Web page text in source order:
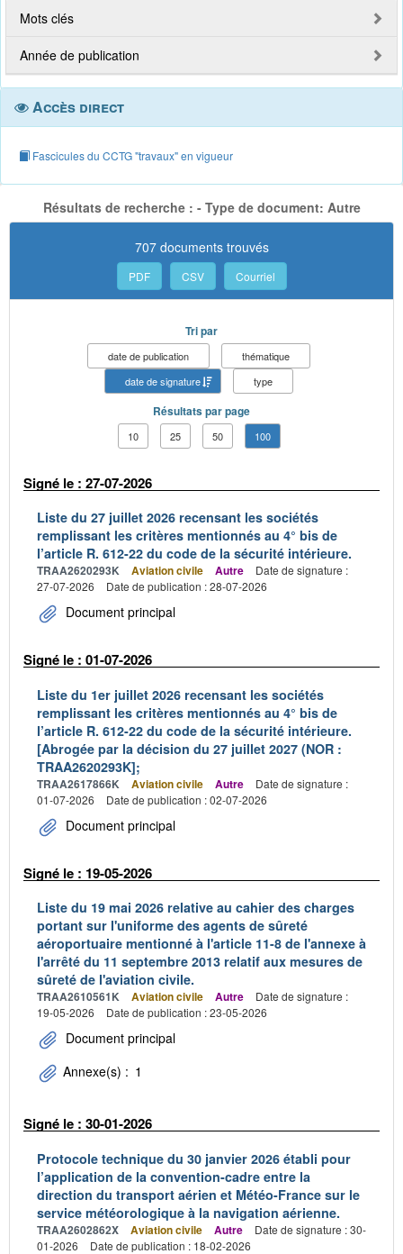
Mots clés
Année de publication
Accès direct
Fascicules du CCTG "travaux" en vigueur
Résultats de recherche : - Type de document: Autre
707 documents trouvés
PDF CSV Courriel
Tri par
date de publication
thématique
date de signature
type
Résultats par page
10 25 50 100
Signé le : 27-07-2026
Liste du 27 juillet 2026 recensant les sociétés
remplissant les critères mentionnés au 4° bis de
l’article R. 612-22 du code de la sécurité intérieure.
TRAA2620293K Aviation civile Autre
Date de signature :
27-07-2026
Date de publication : 28-07-2026
Document principal
Signé le : 01-07-2026
Liste du 1er juillet 2026 recensant les sociétés
remplissant les critères mentionnés au 4° bis de
l’article R. 612-22 du code de la sécurité intérieure.
[Abrogée par la décision du 27 juillet 2027 (NOR :
TRAA2620293K];
TRAA2617866K Aviation civile Autre
Date de signature :
01-07-2026
Date de publication : 02-07-2026
Document principal
Signé le : 19-05-2026
Liste du 19 mai 2026 relative au cahier des charges
portant sur l'uniforme des agents de sûreté
aéroportuaire mentionné à l'article 11-8 de l'annexe à
l'arrêté du 11 septembre 2013 relatif aux mesures de
sûreté de l'aviation civile.
TRAA2610561K Aviation civile Autre
Date de signature :
19-05-2026
Date de publication : 23-05-2026
Document principal
Annexe(s) : 1
Signé le : 30-01-2026
Protocole technique du 30 janvier 2026 établi pour
l’application de la convention-cadre entre la
direction du transport aérien et Météo-France sur le
service météorologique à la navigation aérienne.
TRAA2602862X Aviation civile Autre
Date de signature : 30-
01-2026
Date de publication : 18-02-2026